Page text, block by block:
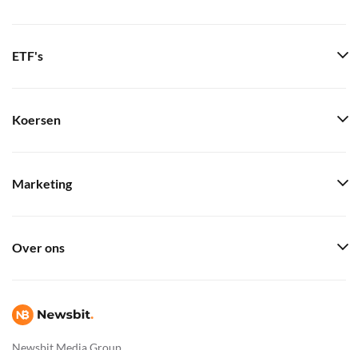
Newsbit Media Group
ETF's
Koersen
Marketing
Over ons